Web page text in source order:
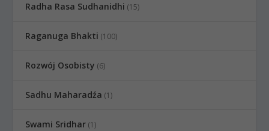
Radha Rasa Sudhanidhi (15)
Raganuga Bhakti (100)
Rozwój Osobisty (6)
Sadhu Maharadźa (1)
Swami Sridhar (1)